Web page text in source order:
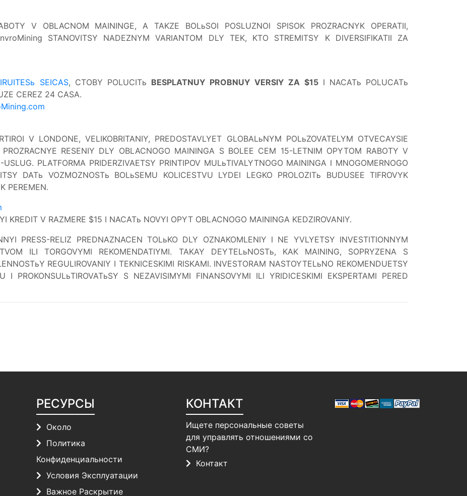
V OBLACNOM MAININGE, A TAKZE BOLьSOI POSLUZNOI SPISOK PROZRACNYK OPERATII,
STANOVITSY NADEZNYM VARIANTOM DLY TEK, KTO STREMITSY K DIVERSIFIKATII ZA
SEICAS, CTOBY POLUCITь BESPLATNUY PROBNUY VERSIY ZA $15I NACATь POLUCATь
CEREZ 24 CASA.
V LONDONE, VELIKOBRITANIY, PREDOSTAVLYET GLOBALьNYM POLьZOVATELYM OTVECAYSIE
RESENIY DLY OBLACNOGO MAININGA S BOLEE CEM 15-LETNIM OPYTOM RABOTY V
USLUG. PLATFORMA PRIDERZIVAETSY PRINTIPOV MULьTIVALYTNOGO MAININGA I MNOGOMERNOGO
DATь VOZMOZNOSTь BOLьSEMU KOLICESTVU LYDEI LEGKO PROLOZITь BUDUSEE TIFROVYK
PEREMEN.
KREDIT V RAZMERE $15 I NACATь NOVYI OPYT OBLACNOGO MAININGA KEDZIROVANIY.
PRESS-RELIZ PREDNAZNACEN TOLьKO DLY OZNAKOMLENIY I NE YVLYETSY INVESTITIONNYM
ILI TORGOVYMI REKOMENDATIYMI. TAKAY DEYTELьNOSTь, KAK MAINING, SOPRYZENA S
REGULIROVANIY I TEKNICESKIMI RISKAMI. INVESTORAM NASTOYTELьNO REKOMENDUETSY
I PROKONSULьTIROVATьSY S NEZAVISIMYMI FINANSOVYMI ILI YRIDICESKIMI EKSPERTAMI PERED
РЕСУРСЫ
Около
Политика
Конфиденциальности
Условия Эксплуатации
Важное Раскрытие
КОНТАКТ
Ищете персональные советы
для управлять отношениями со
СМИ?
Контакт